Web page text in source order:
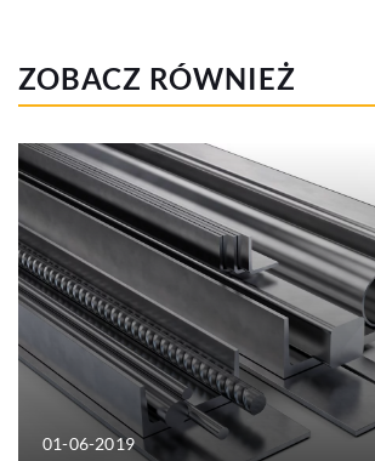
ZOBACZ RÓWNIEŻ
01-06-2019